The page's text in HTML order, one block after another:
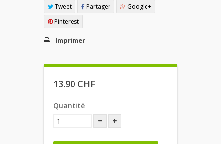
Tweet Partager
Google+
Pinterest
Imprimer
13.90 CHF
Quantité